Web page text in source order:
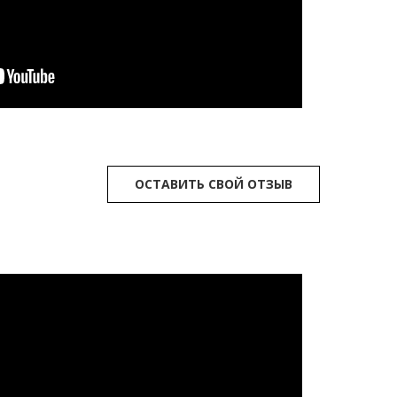
ОСТАВИТЬ СВОЙ ОТЗЫВ